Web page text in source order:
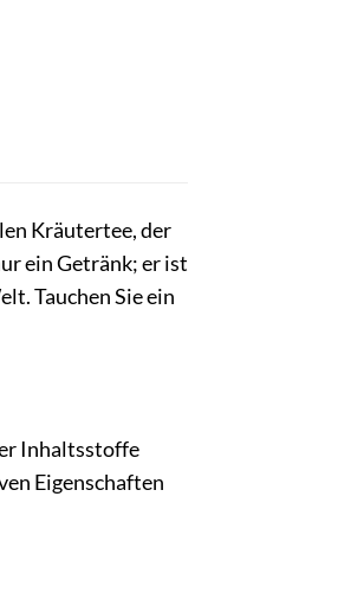
Kräutertee, der
ein Getränk; er ist
Tauchen Sie ein
Inhaltsstoffe
Eigenschaften